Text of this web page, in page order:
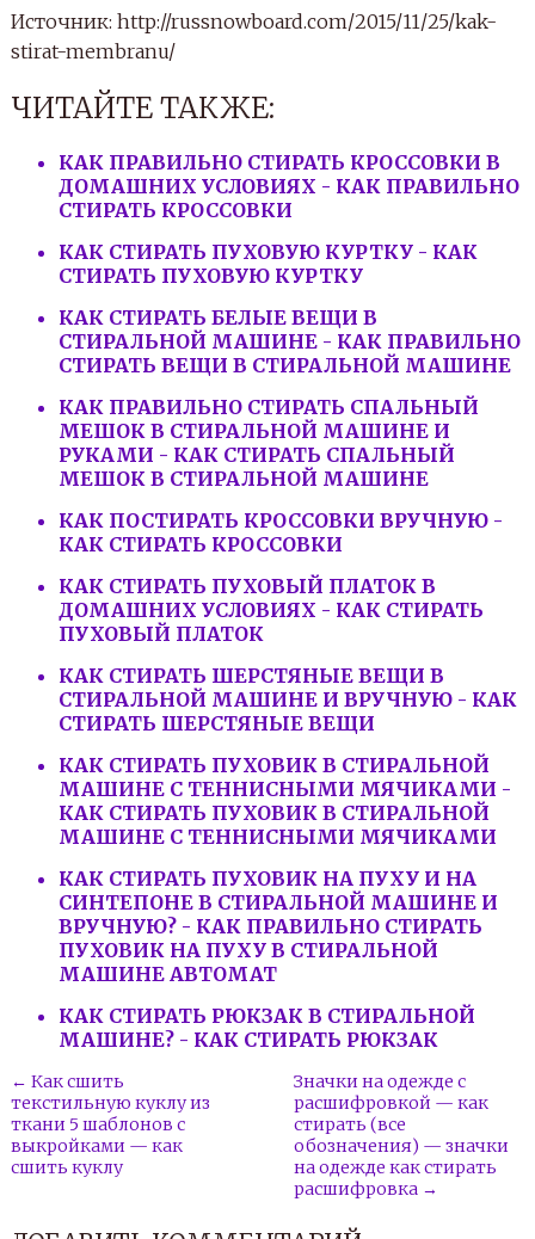
Источник: http://russnowboard.com/2015/11/25/kak-
stirat-membranu/
ЧИТАЙТЕ ТАКЖЕ:
КАК ПРАВИЛЬНО СТИРАТЬ КРОССОВКИ В
ДОМАШНИХ УСЛОВИЯХ - КАК ПРАВИЛЬНО
СТИРАТЬ КРОССОВКИ
КАК СТИРАТЬ ПУХОВУЮ КУРТКУ - КАК
СТИРАТЬ ПУХОВУЮ КУРТКУ
КАК СТИРАТЬ БЕЛЫЕ ВЕЩИ В
СТИРАЛЬНОЙ МАШИНЕ - КАК ПРАВИЛЬНО
СТИРАТЬ ВЕЩИ В СТИРАЛЬНОЙ МАШИНЕ
КАК ПРАВИЛЬНО СТИРАТЬ СПАЛЬНЫЙ
МЕШОК В СТИРАЛЬНОЙ МАШИНЕ И
РУКАМИ - КАК СТИРАТЬ СПАЛЬНЫЙ
МЕШОК В СТИРАЛЬНОЙ МАШИНЕ
КАК ПОСТИРАТЬ КРОССОВКИ ВРУЧНУЮ -
КАК СТИРАТЬ КРОССОВКИ
КАК СТИРАТЬ ПУХОВЫЙ ПЛАТОК В
ДОМАШНИХ УСЛОВИЯХ - КАК СТИРАТЬ
ПУХОВЫЙ ПЛАТОК
КАК СТИРАТЬ ШЕРСТЯНЫЕ ВЕЩИ В
СТИРАЛЬНОЙ МАШИНЕ И ВРУЧНУЮ - КАК
СТИРАТЬ ШЕРСТЯНЫЕ ВЕЩИ
КАК СТИРАТЬ ПУХОВИК В СТИРАЛЬНОЙ
МАШИНЕ С ТЕННИСНЫМИ МЯЧИКАМИ -
КАК СТИРАТЬ ПУХОВИК В СТИРАЛЬНОЙ
МАШИНЕ С ТЕННИСНЫМИ МЯЧИКАМИ
КАК СТИРАТЬ ПУХОВИК НА ПУХУ И НА
СИНТЕПОНЕ В СТИРАЛЬНОЙ МАШИНЕ И
ВРУЧНУЮ? - КАК ПРАВИЛЬНО СТИРАТЬ
ПУХОВИК НА ПУХУ В СТИРАЛЬНОЙ
МАШИНЕ АВТОМАТ
КАК СТИРАТЬ РЮКЗАК В СТИРАЛЬНОЙ
МАШИНЕ? - КАК СТИРАТЬ РЮКЗАК
← Как сшить
текстильную куклу из
ткани 5 шаблонов с
выкройками — как
сшить куклу
Значки на одежде с
расшифровкой — как
стирать (все
обозначения) — значки
на одежде как стирать
расшифровка →